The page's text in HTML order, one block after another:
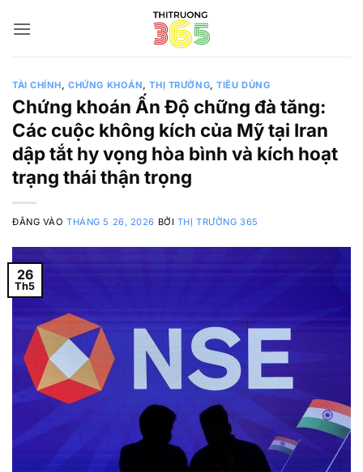
qua
TÀI CHÍNH,CHỨNG KHOÁN,THỊ TRƯỜNG,TIÊU DÙNG
Chứng khoán Ấn Độ chững đà tăng:
Các cuộc không kích của Mỹ tại Iran
dập tắt hy vọng hòa bình và kích hoạt
trạng thái thận trọng
ĐĂNG VÀOTHÁNG 5 26, 2026 BỞI THỊ TRƯỜNG 365
26
Th5